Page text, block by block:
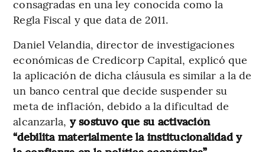
consagradas en una ley conocida como la
Regla Fiscal y que data de 2011.
Daniel Velandia, director de investigaciones
económicas de Credicorp Capital, explicó que
la aplicación de dicha cláusula es similar a la de
un banco central que decide suspender su
meta de inflación, debido a la dificultad de
alcanzarla, y sostuvo que su activación
“debilita materialmente la institucionalidad y